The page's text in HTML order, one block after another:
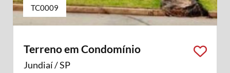
TC0009
Terreno em Condomínio
Jundiaí / SP